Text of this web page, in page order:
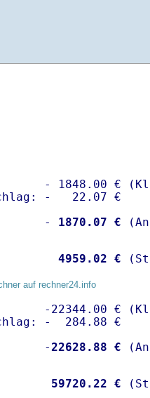
- 1848.00 €
-   22.07 €
-
1870.07 €
4959.02 €
auf rechner24.info
-22344.00 €
-  284.88 €
-22628.88 €
59720.22 €